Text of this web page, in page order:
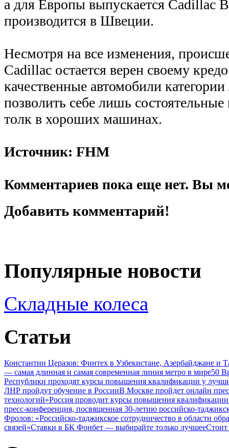
а для Европы выпускается Cadillac
производится в Швеции.
Несмотря на все изменения,
Cadillac остается верен своему
качественные автомобили
позволить себе лишь
толк в хороших машинах.
Источник: FHM
Комментариев пока еще нет. Вы
Добавить комментарий!
Популярные новости
Складные колеса
Статьи
Константин Церазов: Финтех в Узбекистане, Азербайджане
— самая длинная и самая современная линия метро в мире50
Республики проходят курсы повышения квалификации у
ЛНР пройдут обучение в РоссииВ Москве пройдет онлайн
технологий»Россия проводит курсы повышения квалификации
пресс-конференция, посвященная 30-летию российско-
Фролов: «Российско-таджикское сотрудничество в области
связей»Ставки в БК Фонбет — выбирайте только лучшееСтоит